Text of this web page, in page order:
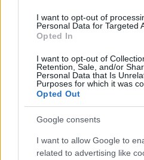
I want to opt-out of
Personal Data for Targeted
Opted In
I want to opt-out of
Retention, Sale, and/or
Personal Data that Is
Purposes for which it was
Opted Out
Google consents
I want to allow Google to
related to advertising like
Manaus: a dzsungel